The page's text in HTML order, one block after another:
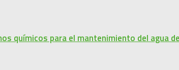
químicos para el mantenimiento del agua